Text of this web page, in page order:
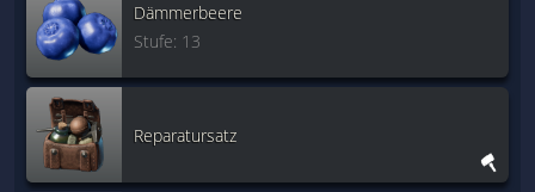
Dämmerbeere
Stufe: 13
Reparatursatz